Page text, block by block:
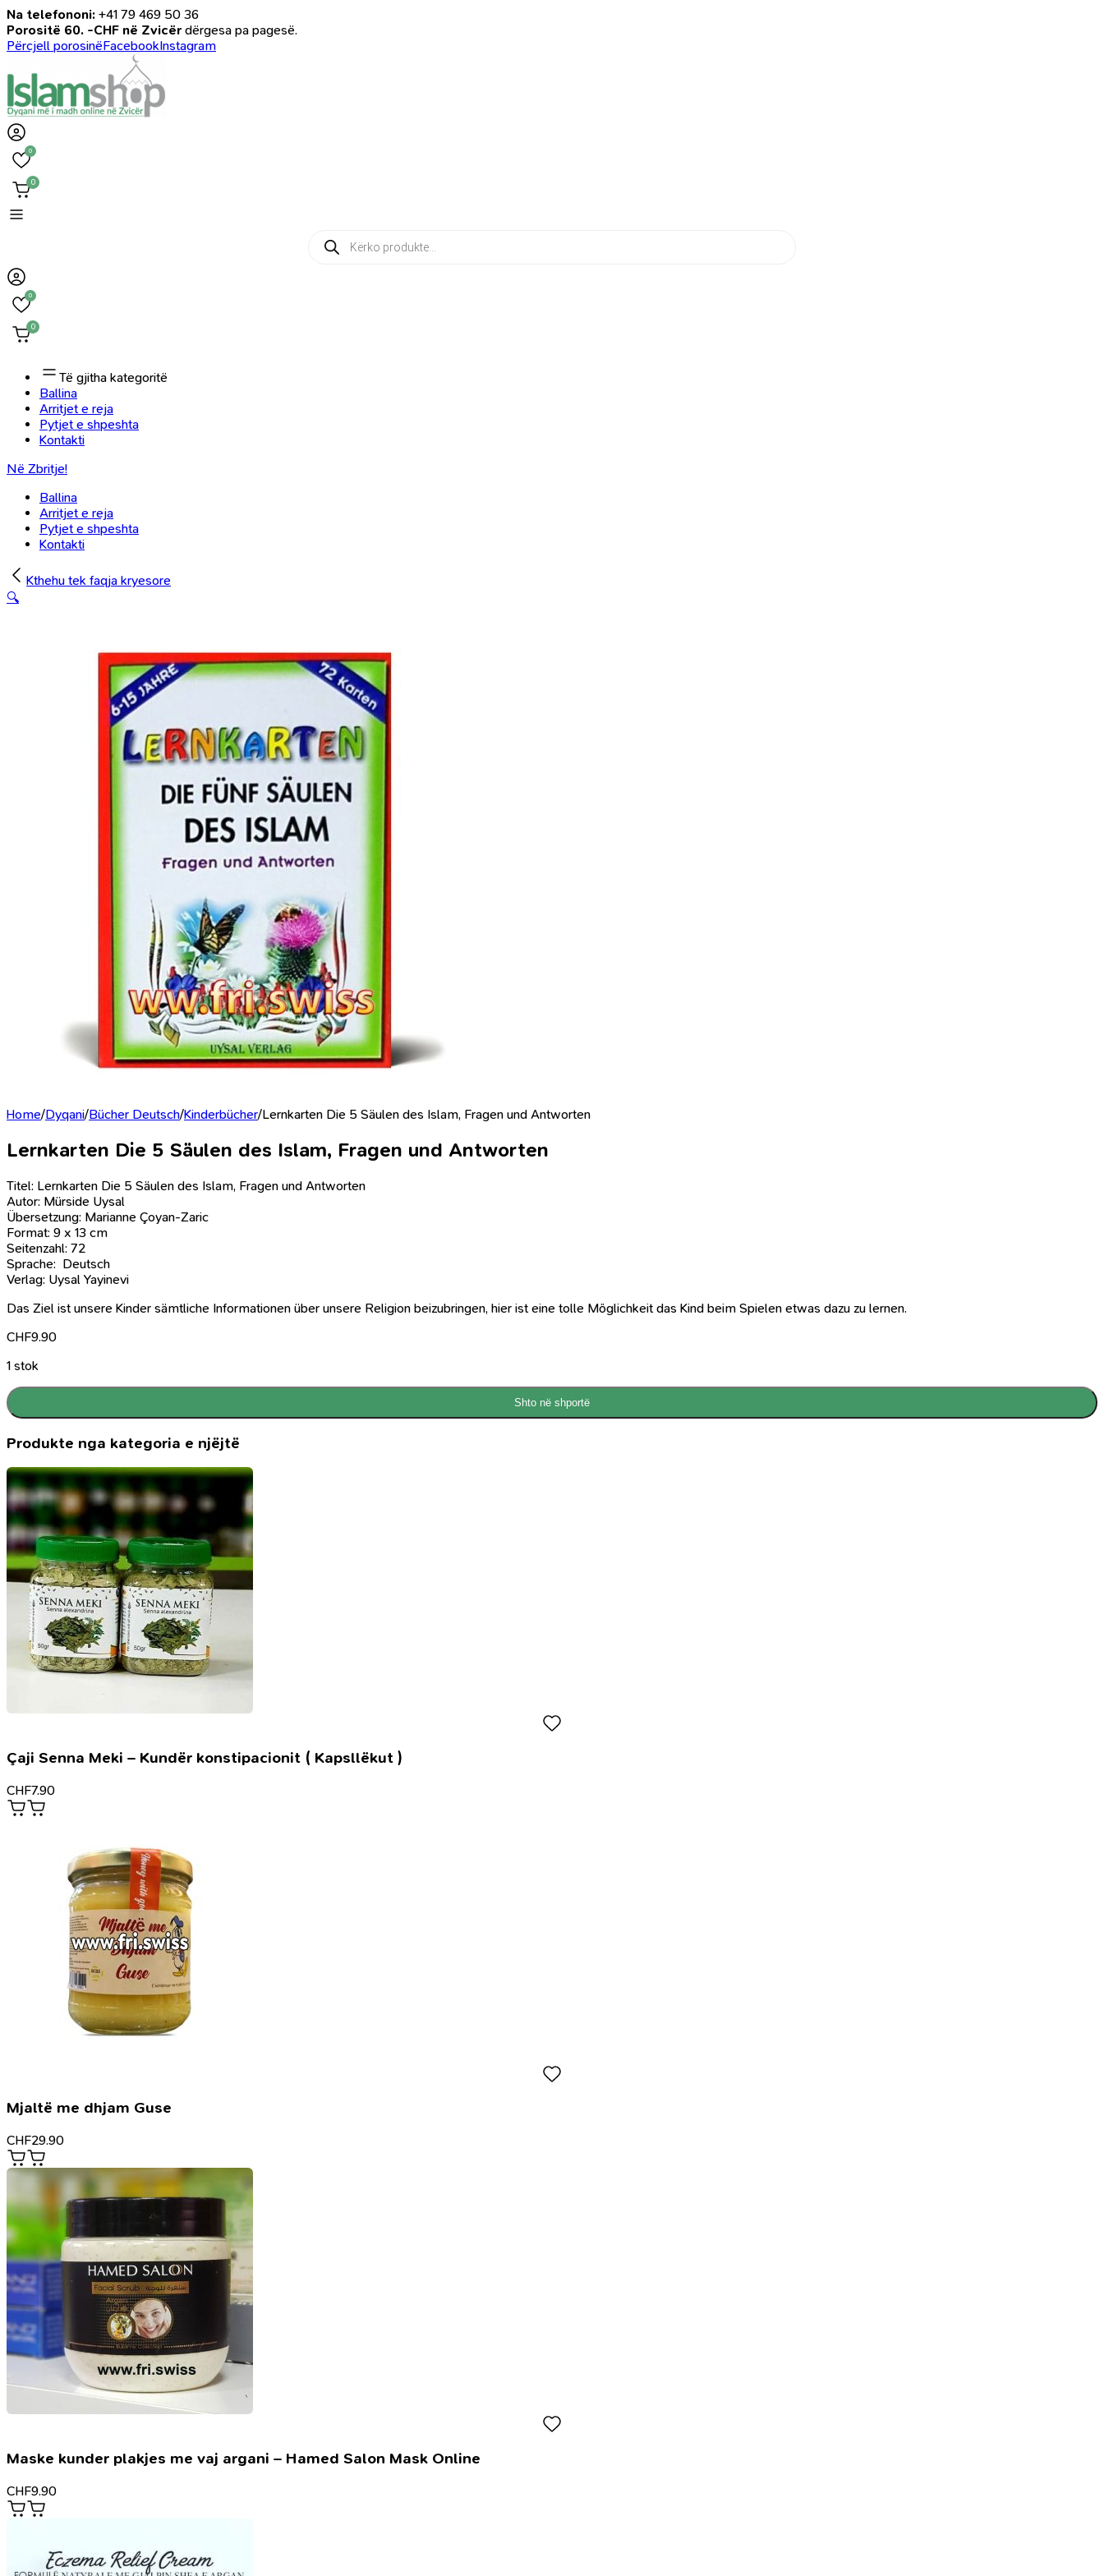
Na telefononi: +41 79 469 50 36
Porositë 60. -CHF në Zvicër dërgesa pa pagesë.
Përcjell porosinëFacebookInstagram
0
0
Products
search
0
0
Të gjitha kategoritë
Ballina
Arritjet e reja
Pytjet e shpeshta
Kontakti
Në Zbritje!
Ballina
Arritjet e reja
Pytjet e shpeshta
Kontakti
Kthehu tek faqja kryesore
🔍
Home/Dyqani/Bücher Deutsch/Kinderbücher/Lernkarten Die 5 Säulen des Islam, Fragen und Antworten
Lernkarten Die 5 Säulen des Islam, Fragen und Antworten
Titel: Lernkarten Die 5 Säulen des Islam, Fragen und Antworten
Autor: Mürside Uysal
Übersetzung: Marianne Çoyan-Zaric
Format: 9 x 13 cm
Seitenzahl: 72
Sprache: Deutsch
Verlag: Uysal Yayinevi
Das Ziel ist unsere Kinder sämtliche Informationen über unsere Religion beizubringen, hier ist eine tolle Möglichkeit das Kind beim Spielen etwas dazu zu lernen.
CHF9.90
1 stok
Shto në shportë
Produkte nga kategoria e njëjtë
Çaji Senna Meki – Kundër konstipacionit ( Kapsllëkut )
CHF7.90
Mjaltë me dhjam Guse
CHF29.90
Maske kunder plakjes me vaj argani – Hamed Salon Mask Online
CHF9.90